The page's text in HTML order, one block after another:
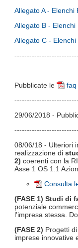
Allegato A - Elenchi
Allegato B -
Allegato C -
Pubblicate le
faq
29/06/2018 -
08/06/18 - Ulteriori
realizzazione di
2) coerenti con la
Asse 1 OS 1.1
Consulta
(FASE 1) Studi di
potenziale
l’impresa stessa.
(FASE 2) Progetti
imprese innovative